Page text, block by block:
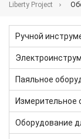
Liberty Project
Ручной
Паяльное
Измерительное
Оборудование